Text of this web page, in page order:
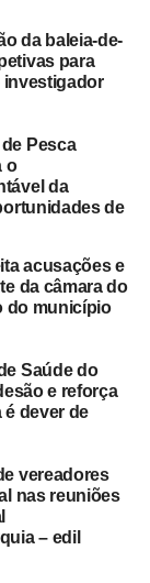
primeiro lugar
no segundo
com
primeiro lugar,
dificuldades
superar e
na prova
fisicamente
atleta a
da baleia-de-
para
investigador
Pesca
o
da
de
acusações e
da câmara do
do município
Saúde do
e reforça
dever de
vereadores
nas reuniões
– edil